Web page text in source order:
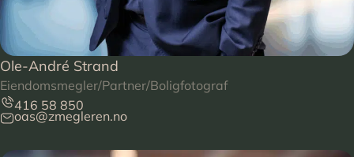
Ole-André Strand
Eiendomsmegler/Partner/Boligfotograf
416 58 850
oas@zmegleren.no